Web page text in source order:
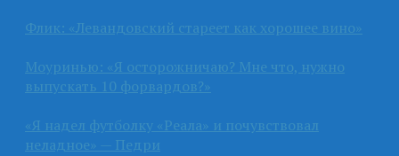
Флик: «Левандовский стареет как хорошее вино»
Моуринью: «Я осторожничаю? Мне что, нужно
выпускать 10 форвардов?»
«Я надел футболку «Реала» и почувствовал
неладное» — Педри